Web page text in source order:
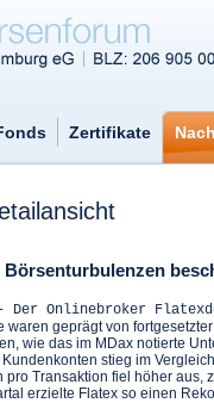
Zertifikate
Börsenturbulenzen
- Der Onlinebroker
waren geprägt von
wie das im MDax notierte
stieg im
Transaktion fiel höher
erzielte Flatex so einen